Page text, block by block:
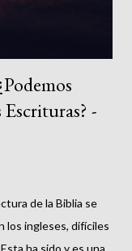
-
de la Biblia se
los ingleses, difíciles
ha sido y es una